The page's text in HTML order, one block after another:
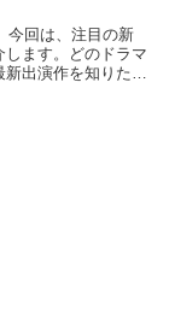
今回は、注目の新
ます。どのドラマ
出演作を知りたい